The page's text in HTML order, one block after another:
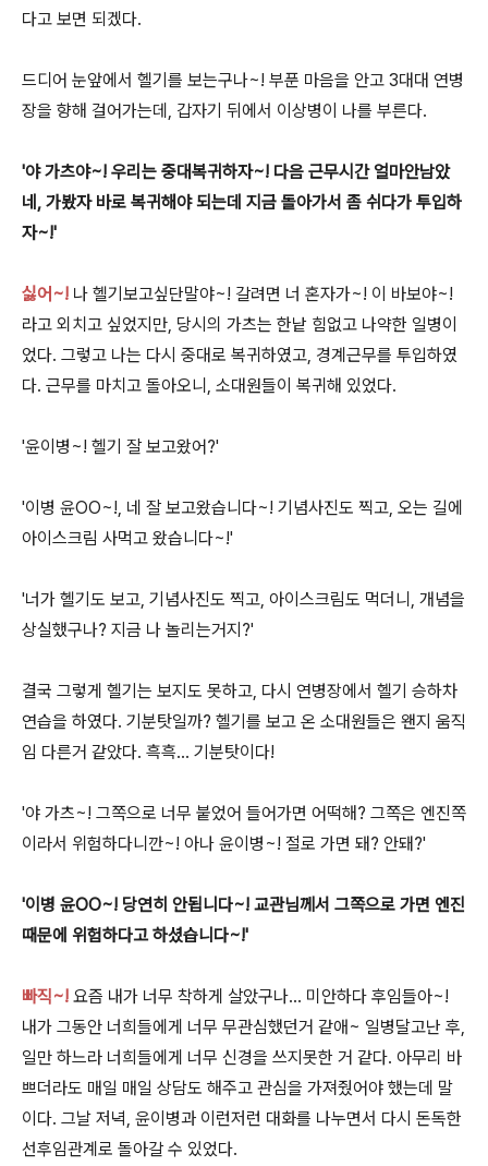
다고 보면 되겠다.
드디어 눈앞에서 헬기를 보는구나~! 부푼 마음을 안고 3대대 연병
장을 향해 걸어가는데, 갑자기 뒤에서 이상병이 나를 부른다.
'야 가츠야~! 우리는 중대복귀하자~! 다음 근무시간 얼마안남았
네, 가봤자 바로 복귀해야 되는데 지금 돌아가서 좀 쉬다가 투입하
자~!'
싫어~! 나 헬기보고싶단말야~! 갈려면 너 혼자가~! 이 바보야~!
라고 외치고 싶었지만, 당시의 가츠는 한낱 힘없고 나약한 일병이
었다. 그렇고 나는 다시 중대로 복귀하였고, 경계근무를 투입하였
다. 근무를 마치고 돌아오니, 소대원들이 복귀해 있었다.
'윤이병~! 헬기 잘 보고왔어?'
'이병 윤OO~!, 네 잘 보고왔습니다~! 기념사진도 찍고, 오는 길에
아이스크림 사먹고 왔습니다~!'
'너가 헬기도 보고, 기념사진도 찍고, 아이스크림도 먹더니, 개념을
상실했구나? 지금 나 놀리는거지?'
결국 그렇게 헬기는 보지도 못하고, 다시 연병장에서 헬기 승하차
연습을 하였다. 기분탓일까? 헬기를 보고 온 소대원들은 왠지 움직
임 다른거 같았다. 흑흑... 기분탓이다!
'야 가츠~! 그쪽으로 너무 붙었어 들어가면 어떡해? 그쪽은 엔진쪽
이라서 위험하다니깐~! 아나 윤이병~! 절로 가면 돼? 안돼?'
'이병 윤OO~! 당연히 안됩니다~! 교관님께서 그쪽으로 가면 엔진
때문에 위험하다고 하셨습니다~!'
빠직~! 요즘 내가 너무 착하게 살았구나... 미안하다 후임들아~!
내가 그동안 너희들에게 너무 무관심했던거 같애~ 일병달고난 후,
일만 하느라 너희들에게 너무 신경을 쓰지못한 거 같다. 아무리 바
쁘더라도 매일 매일 상담도 해주고 관심을 가져줬어야 했는데 말
이다. 그날 저녁, 윤이병과 이런저런 대화를 나누면서 다시 돈독한
선후임관계로 돌아갈 수 있었다.